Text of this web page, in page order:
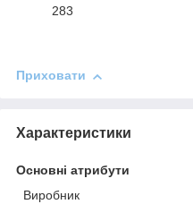
283
Приховати
Характеристики
Основні атрибути
Виробник